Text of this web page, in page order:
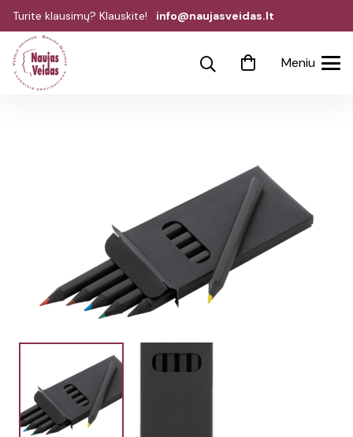
Turite klausimų? Klauskite! info@naujasveidas.lt
Meniu